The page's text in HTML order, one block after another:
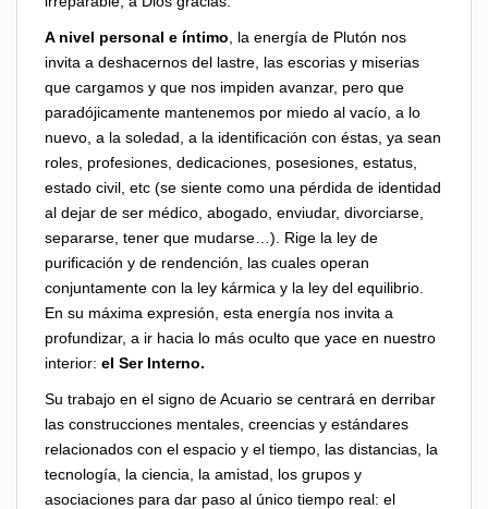
A nivel personal e íntimo , la energía de Plutón nos
invita a deshacernos del lastre, las escorias y miserias
que cargamos y que nos impiden avanzar, pero que
paradójicamente mantenemos por miedo al vacío, a lo
nuevo, a la soledad, a la identificación con éstas, ya sean
roles, profesiones, dedicaciones, posesiones, estatus,
estado civil, etc (se siente como una pérdida de identidad
al dejar de ser médico, abogado, enviudar, divorciarse,
separarse, tener que mudarse…). Rige la ley de
purificación y de rendención, las cuales operan
conjuntamente con la ley kármica y la ley del equilibrio.
En su máxima expresión, esta energía nos invita a
profundizar, a ir hacia lo más oculto que yace en nuestro
interior: el Ser Interno.
Su trabajo en el signo de Acuario se centrará en derribar
las construcciones mentales, creencias y estándares
relacionados con el espacio y el tiempo, las distancias, la
tecnología, la ciencia, la amistad, los grupos y
asociaciones para dar paso al único tiempo real: el